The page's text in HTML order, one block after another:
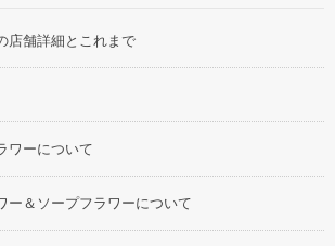
店舗詳細とこれまで
ワーについて
ー＆ソープフラワーについて